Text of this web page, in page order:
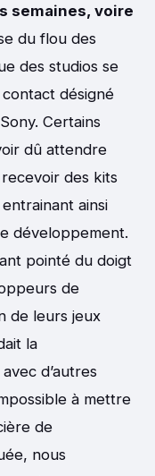
semaines, voire
du flou des
des studios se
désigné
Certains
dû attendre
des kits
ainsi
développement.
pointé du doigt
de
de leurs jeux
la
d’autres
à mettre
de
nous